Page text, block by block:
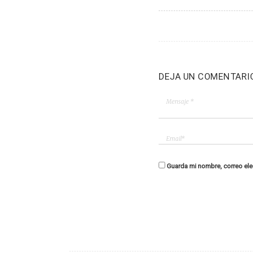
DEJA UN
Guarda mi nombre, correo